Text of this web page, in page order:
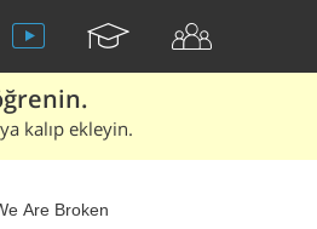
kalıp ekleyin.
Are Broken